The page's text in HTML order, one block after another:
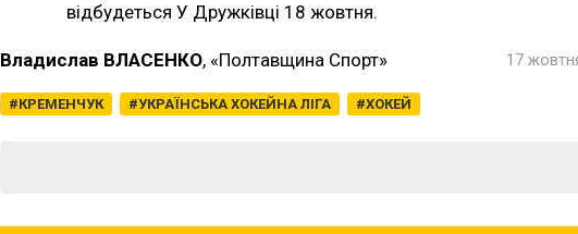
відбудеться У Дружківці 18 жовтня.
Владислав ВЛАСЕНКО, «Полтавщина Спорт»
КРЕМЕНЧУК УКРАЇНСЬКА ХОКЕЙНА ЛІГА ХОКЕЙ
17